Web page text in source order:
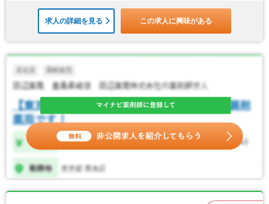
求人の詳細を見る この求人に興味がある